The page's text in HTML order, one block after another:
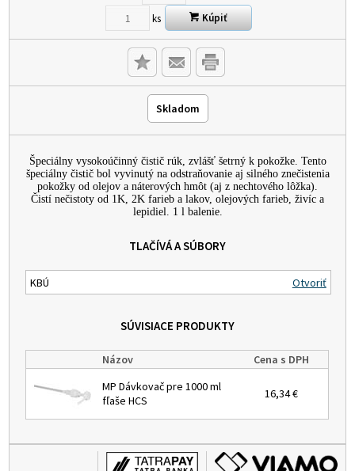
ks Kúpiť
Skladom
Špeciálny vysokoúčinný čistič rúk, zvlášť šetrný k pokožke. Tento
špeciálny čistič bol vyvinutý na odstraňovanie aj silného znečistenia
pokožky od olejov a náterových hmôt (aj z nechtového lôžka).
Čistí nečistoty od 1K, 2K farieb a lakov, olejových farieb, živíc a
lepidiel. 1 l balenie.
TLAČÍVÁ A SÚBORY
KBÚ Otvoriť
SÚVISIACE PRODUKTY
Názov
Cena s DPH
MP Dávkovač pre 1000 ml
fľaše HCS
16,34 €